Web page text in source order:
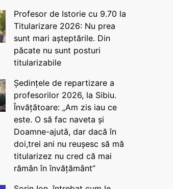
Profesor de Istorie cu 9.70 la
Titularizare 2026: Nu prea
sunt mari așteptările. Din
păcate nu sunt posturi
titularizabile
Ședințele de repartizare a
profesorilor 2026, la Sibiu.
Învățătoare: „Am zis iau ce
este. O să fac naveta și
Doamne-ajută, dar dacă în
doi,trei ani nu reușesc să mă
titularizez nu cred că mai
rămân în învățământ”